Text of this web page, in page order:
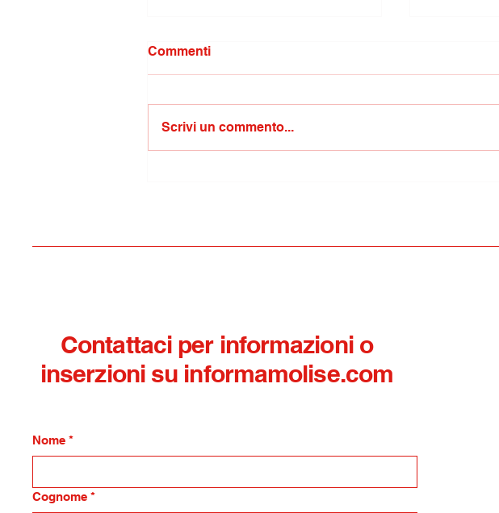
Commenti
Scrivi un commento...
Contattaci per informazioni o
inserzioni su informamolise.com
Nome *
Cognome *